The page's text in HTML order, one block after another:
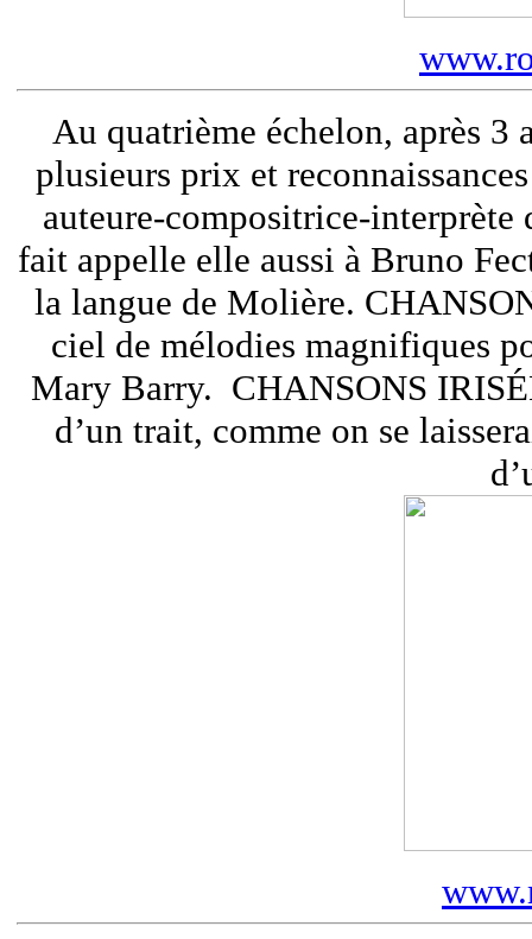
Au quatrième échelon, après 3
plusieurs prix et
auteure-compositrice-
fait appelle elle aussi à Bruno
la langue de Molière.
ciel de mélodies magnifiques
Mary Barry. CHANSONS
d’un trait, comme on se